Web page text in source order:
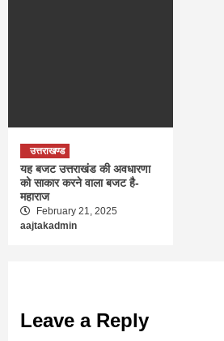
उत्तराखण्ड
यह बजट उत्तराखंड की अवधारणा
को साकार करने वाला बजट है-
महाराज
February 21, 2025
aajtakadmin
Leave a Reply